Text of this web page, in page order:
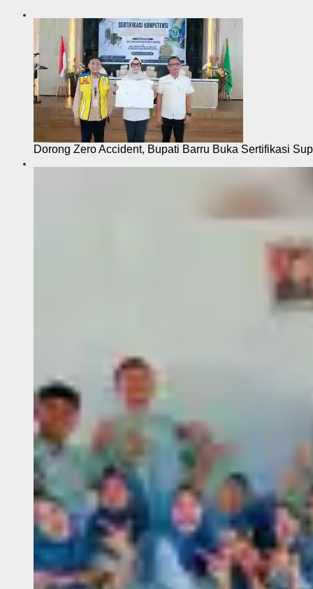
Dorong Zero Accident, Bupati Barru Buka Sertifikasi